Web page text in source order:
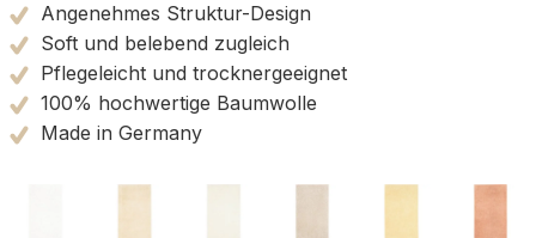
Angenehmes Struktur-Design
Soft und belebend zugleich
Pflegeleicht und trocknergeeignet
100% hochwertige Baumwolle
Made in Germany